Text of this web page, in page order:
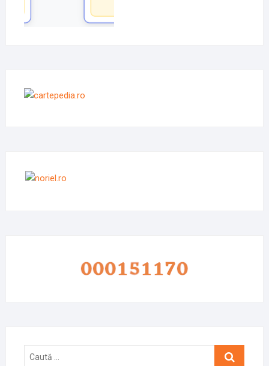
Caută